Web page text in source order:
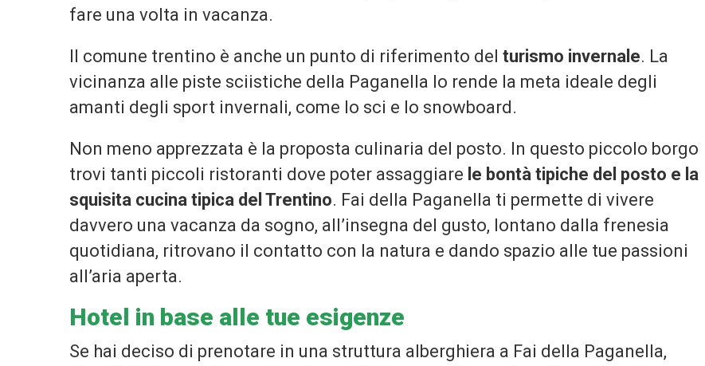
fare una volta in vacanza.
Il comune trentino è anche un punto di riferimento del turismo invernale. La
vicinanza alle piste sciistiche della Paganella lo rende la meta ideale degli
amanti degli sport invernali, come lo sci e lo snowboard.
Non meno apprezzata è la proposta culinaria del posto. In questo piccolo borgo
trovi tanti piccoli ristoranti dove poter assaggiare le bontà tipiche del posto e la
squisita cucina tipica del Trentino. Fai della Paganella ti permette di vivere
davvero una vacanza da sogno, all’insegna del gusto, lontano dalla frenesia
quotidiana, ritrovano il contatto con la natura e dando spazio alle tue passioni
all’aria aperta.
Hotel in base alle tue esigenze
Se hai deciso di prenotare in una struttura alberghiera a Fai della Paganella,